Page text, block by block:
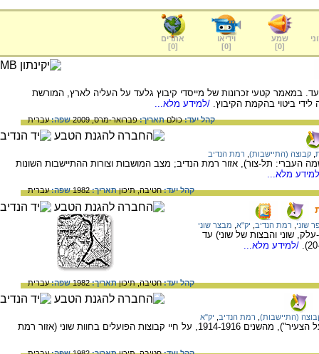
שמע
[
0
]
וידיאו
[
0
]
אתרים
[
0
]
במאמר קטעי זכרונות של מייסדי קיבוץ גלעד על העליה לארץ, המורשת
ביטוי בהקמת הקיבוץ. /למידע מלא...
קהל יעד:כולםתאריך:פברואר-מרס, 2009 שפה:עברית
קבוצה (התיישבות) רמת הנדיב
העברי: תל-צור), אזור רמת הנדיב; מצב המושבות וצורות ההתיישבות השונות
מלא...
קהל יעד:חטיבה,תיכוןתאריך:1982 שפה:עברית
שוני רמת הנדיב יק"א מבצר שוני
שוני והבצות של שוני) עד
/למידע מלא...
קהל יעד:חטיבה,תיכוןתאריך:1982 שפה:עברית
(התיישבות) רמת הנדיב יק"א
דיווחים מעיתונות הפועלים ("האחדות", "הפועל הצעיר"), מהשנים 1914-1916, על חיי קבוצות הפועלים בחוות שוני (אזור רמת